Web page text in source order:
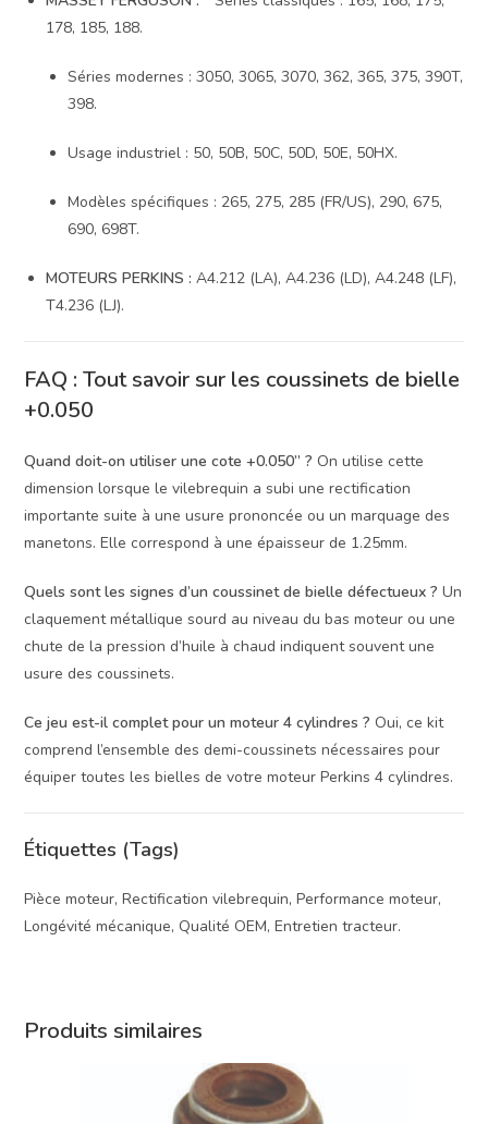
178, 185, 188.
Séries modernes : 3050, 3065, 3070, 362, 365, 375, 390T,
398.
Usage industriel : 50, 50B, 50C, 50D, 50E, 50HX.
Modèles spécifiques : 265, 275, 285 (FR/US), 290, 675,
690, 698T.
MOTEURS PERKINS : A4.212 (LA), A4.236 (LD), A4.248 (LF),
T4.236 (LJ).
FAQ : Tout savoir sur les coussinets de bielle
+0.050
Quand doit-on utiliser une cote +0.050” ? On utilise cette
dimension lorsque le vilebrequin a subi une rectification
importante suite à une usure prononcée ou un marquage des
manetons. Elle correspond à une épaisseur de 1.25mm.
Quels sont les signes d’un coussinet de bielle défectueux ? Un
claquement métallique sourd au niveau du bas moteur ou une
chute de la pression d’huile à chaud indiquent souvent une
usure des coussinets.
Ce jeu est-il complet pour un moteur 4 cylindres ? Oui, ce kit
comprend l’ensemble des demi-coussinets nécessaires pour
équiper toutes les bielles de votre moteur Perkins 4 cylindres.
Étiquettes (Tags)
Pièce moteur, Rectification vilebrequin, Performance moteur,
Longévité mécanique, Qualité OEM, Entretien tracteur.
Produits similaires